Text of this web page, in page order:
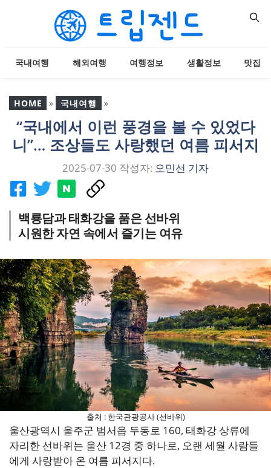
뛰
기
국내여행 해외여행 여행정보 생활정보 맛집
HOME » 국내여행 »
“국내에서 이런 풍경을 볼
수 있었다니”… 조상들도
사랑했던 여름 피서지
“국내에서 이런 풍경을 볼 수 있었다
니”… 조상들도 사랑했던 여름 피서지
2025-07-30 작성자: 오민선 기자
백룡담과 태화강을 품은 선바위
시원한 자연 속에서 즐기는 여유
출처 : 한국관광공사 (선바위)
울산광역시 울주군 범서읍 두동로 160, 태화강 상류에
자리한 선바위는 울산 12경 중 하나로, 오랜 세월 사람들
에게 사랑받아 온 여름 피서지다.